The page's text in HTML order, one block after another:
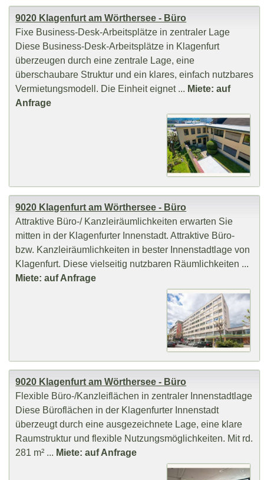
9020 Klagenfurt am Wörthersee - Büro
Fixe Business-Desk-Arbeitsplätze in zentraler Lage
Diese Business-Desk-Arbeitsplätze in Klagenfurt
überzeugen durch eine zentrale Lage, eine
überschaubare Struktur und ein klares, einfach nutzbares
Vermietungsmodell. Die Einheit eignet ... Miete: auf
Anfrage
9020 Klagenfurt am Wörthersee - Büro
Attraktive Büro-/ Kanzleiräumlichkeiten erwarten Sie
mitten in der Klagenfurter Innenstadt. Attraktive Büro-
bzw. Kanzleiräumlichkeiten in bester Innenstadtlage von
Klagenfurt. Diese vielseitig nutzbaren Räumlichkeiten ...
Miete: auf Anfrage
9020 Klagenfurt am Wörthersee - Büro
Flexible Büro-/Kanzleiflächen in zentraler Innenstadtlage
Diese Büroflächen in der Klagenfurter Innenstadt
überzeugt durch eine ausgezeichnete Lage, eine klare
Raumstruktur und flexible Nutzungsmöglichkeiten. Mit rd.
281 m² ... Miete: auf Anfrage